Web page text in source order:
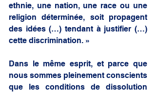
ethnie, une nation, une race ou une
religion déterminée, soit propagent
des idées (…) tendant à justifier (…)
cette discrimination. »
Dans le même esprit, et parce que
nous sommes pleinement conscients
que les conditions de dissolution